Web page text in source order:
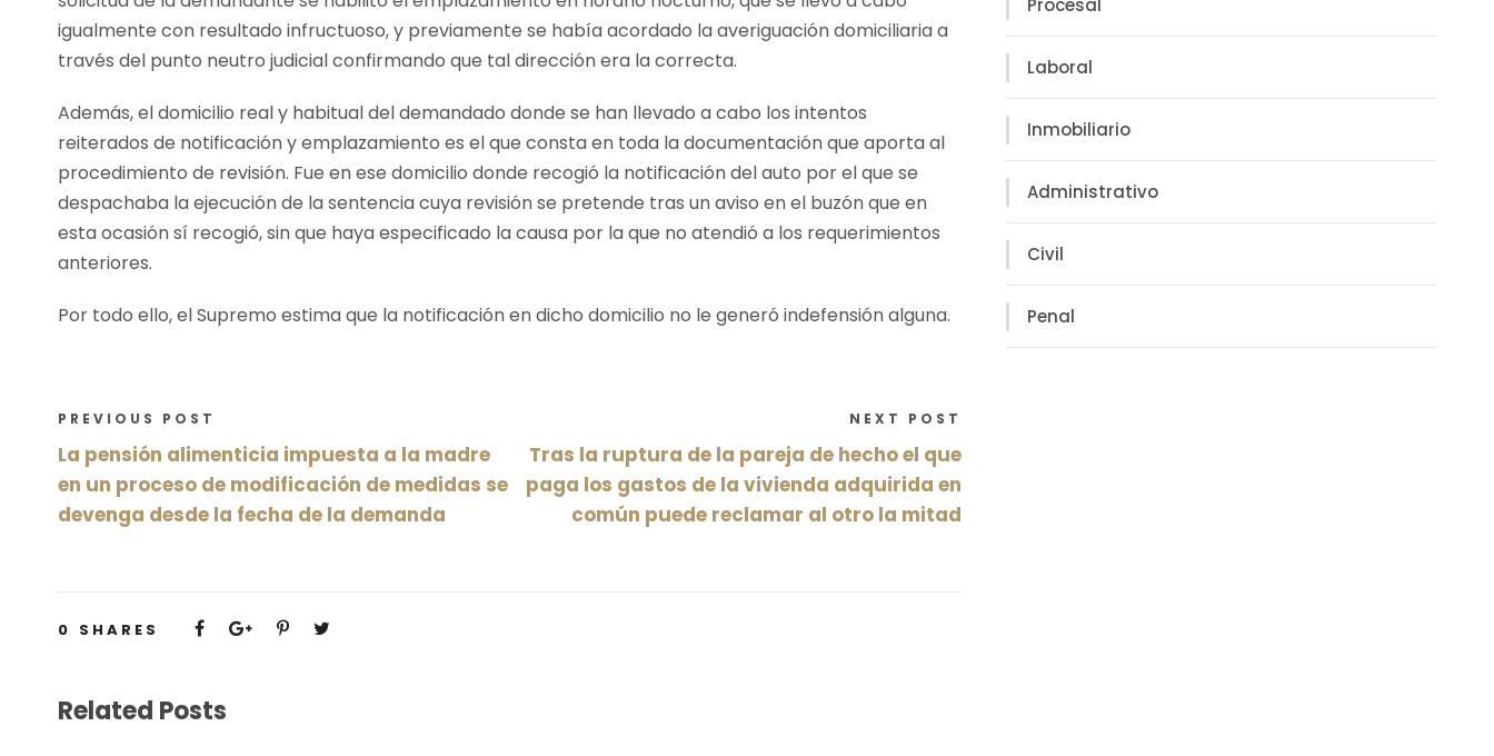
igualmente con resultado infructuoso, y previamente se había acordado la averiguación domiciliaria a
través del punto neutro judicial confirmando que tal dirección era la correcta.
Además, el domicilio real y habitual del demandado donde se han llevado a cabo los intentos
reiterados de notificación y emplazamiento es el que consta en toda la documentación que aporta al
procedimiento de revisión. Fue en ese domicilio donde recogió la notificación del auto por el que se
despachaba la ejecución de la sentencia cuya revisión se pretende tras un aviso en el buzón que en
esta ocasión sí recogió, sin que haya especificado la causa por la que no atendió a los requerimientos
anteriores.
Por todo ello, el Supremo estima que la notificación en dicho domicilio no le generó indefensión alguna.
PREVIOUS POST
La pensión alimenticia impuesta a la madre
en un proceso de modificación de medidas se
devenga desde la fecha de la demanda
NEXT POST
Tras la ruptura de la pareja de hecho el que
paga los gastos de la vivienda adquirida en
común puede reclamar al otro la mitad
0 SHARES
Related Posts
Procesal
Laboral
Inmobiliario
Administrativo
Civil
Penal